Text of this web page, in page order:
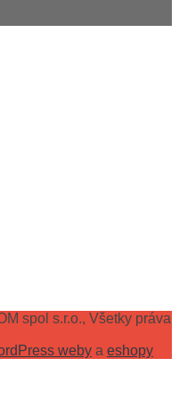
spol s.r.o., Všetky práva
weby a eshopy